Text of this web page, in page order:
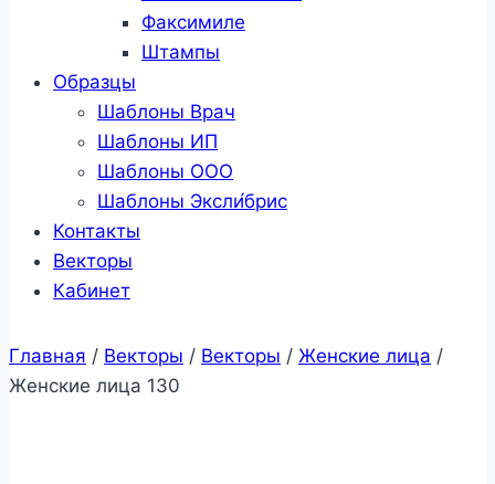
Факсимиле
Штампы
Образцы
Шаблоны Врач
Шаблоны ИП
Шаблоны ООО
Шаблоны Эксли́брис
Контакты
Векторы
Кабинет
Главная / Векторы / Векторы / Женские лица /
Женские лица 130